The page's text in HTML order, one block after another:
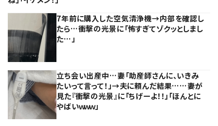
7年前に購入した空気清浄機→内部を確認し
たら…衝撃の光景に「怖すぎてゾクッとしまし
た…」
立ち会い出産中…妻「助産師さんに、いきみ
たいって言って！」→夫に頼んだ結果……妻が
見た『衝撃の光景』に「ちげーよ！！」「ほんとに
やばいｗｗｗ」